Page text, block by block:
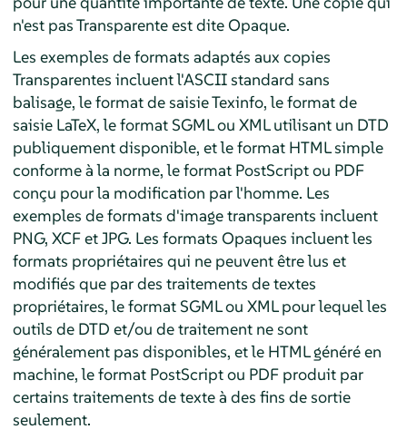
n'est pas Transparente est dite Opaque.
Les exemples de formats adaptés aux copies
Transparentes incluent l'ASCII standard sans
balisage, le format de saisie Texinfo, le format de
saisie LaTeX, le format SGML ou XML utilisant un DTD
publiquement disponible, et le format HTML simple
conforme à la norme, le format PostScript ou PDF
conçu pour la modification par l'homme. Les
exemples de formats d'image transparents incluent
PNG, XCF et JPG. Les formats Opaques incluent les
formats propriétaires qui ne peuvent être lus et
modifiés que par des traitements de textes
propriétaires, le format SGML ou XML pour lequel les
outils de DTD et/ou de traitement ne sont
généralement pas disponibles, et le HTML généré en
machine, le format PostScript ou PDF produit par
certains traitements de texte à des fins de sortie
seulement.